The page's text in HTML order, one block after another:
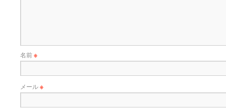
名前※
メール※